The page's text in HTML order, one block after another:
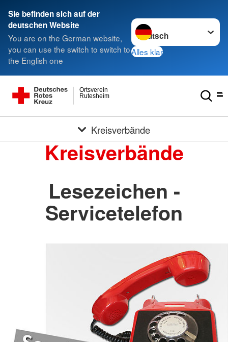
Sie befinden sich auf der
deutschen Website
You are on the German website,
you can use the switch to switch to
the English one
Sprache wechseln zu
Alles klar
Rutesheim
Ortsverein
Kreisverbände
Kreisverbände
Lesezeichen -
Servicetelefon